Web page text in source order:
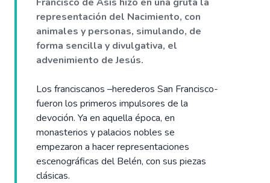
representación del Nacimiento, con
animales y personas, simulando, de
forma sencilla y divulgativa, el
advenimiento de Jesús.
Los franciscanos –herederos San Francisco-
fueron los primeros impulsores de la
devoción. Ya en aquella época, en
monasterios y palacios nobles se
empezaron a hacer representaciones
escenográficas del Belén, con sus piezas
clásicas.